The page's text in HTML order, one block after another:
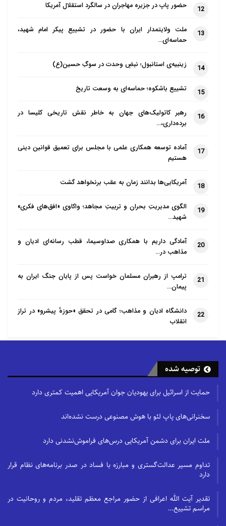
12 حضور پاپ در جزیره مهاجران در سالگرد استقلال آمریکا
13
ملت ولایتمدار ایران با حضور در تشییع پیکر امام شهید،
حماسه‌ای…
14 زینبیه‌ی استانبول؛ نبضِ وحدت در سوگِ حسین(ع)
15 تشییع باشکوه؛ حماسه‌ای به وسعت تاریخ
16
رهبر کاتولیک‌های جهان به خاطر نقش تاریخی کلیسا در
برده‌داری،…
17
آماده توسعه همکاری علمی با مجلس برای تعمیق قوانین دینی
هستیم
18 آمریکایی‌ها بدانند زمان به عقب برنخواهد گشت
19
الگوی مدیریتِ بحران و تربیتِ مجاهد؛ واکاوی «افق‌های فکری»
شهید…
20
آمادگی داریم با همکاری صداوسیما، قطب رسانه‌ای ادیان و
مذاهب در…
21
ترامپ از رهبران مسلمان خواست پس از پایان جنگ ایران به
پیمان…
22
دانشگاه ادیان و مذاهب؛ گامی در تحقق «حوزهٔ پیشرو» در تراز
انقلاب
توصیه شده
حمایت از اسرائیل برای یهودیان جوان آمریکایی اهمیت کمتری دارد
سخنرانی‌های پاپ لئو با هوش مصنوعی درست نشده‌اند
ملت ایران برای دشمن آمریکایی درس‌های فراموش‌نشدنی دارد
تداوم مسیر عدالت‌گستری و مبارزه با فساد در صدر برنامه‌های نظام قرار
دارد
تقدیر آیت الله اعرافی از حضور مراجع معظم تقلید، مردم و روحانیت در
مراسم تشییع…